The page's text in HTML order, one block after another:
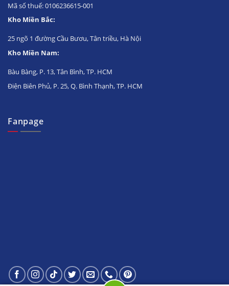
Mã số thuế: 0106236615-001
Kho Miền Bắc:
25 ngõ 1 đường Cầu Bươu, Tân triều, Hà Nội
Kho Miền Nam:
Bàu Bàng, P. 13, Tân Bình, TP. HCM
Điện Biên Phủ, P. 25, Q. Bình Thạnh, TP. HCM
Fanpage